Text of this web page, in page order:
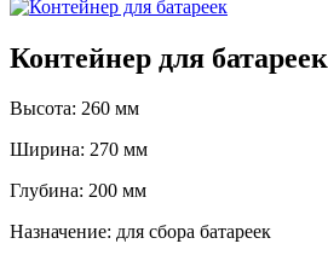
Контейнер для батареек
Высота: 260 мм
Ширина: 270 мм
Глубина: 200 мм
Назначение: для сбора батареек